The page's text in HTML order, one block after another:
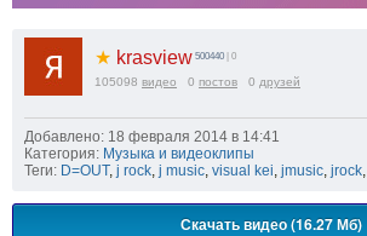
★ krasview 500440 | 0
105098 видео 0 постов 0 друзей
Добавлено: 18 февраля 2014 в 14:41
Категория: Музыка и видеоклипы
Теги: D=OUT, j rock, j music, visual kei, jmusic, jrock,
Скачать видео (16.27 Мб)